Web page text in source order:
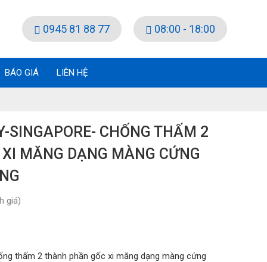
0945 81 88 77 08:00 - 18:00
BÁO GIÁ LIÊN HỆ
SINGAPORE- CHỐNG THẤM 2
MĂNG DẠNG MÀNG CỨNG
giá)
thấm 2 thành phần gốc xi măng dạng màng cứng